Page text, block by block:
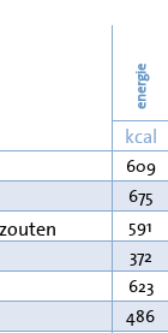
energie
kcal
609
675
591
372
623
486